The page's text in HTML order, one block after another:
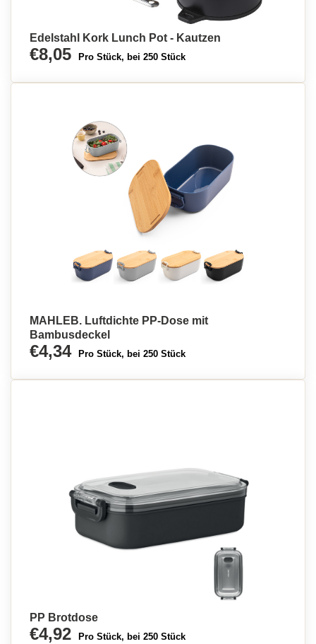
Edelstahl Kork Lunch Pot - Kautzen
€8,05 Pro Stück, bei 250 Stück
MAHLEB. Luftdichte PP-Dose mit
Bambusdeckel
€4,34 Pro Stück, bei 250 Stück
PP Brotdose
€4,92 Pro Stück, bei 250 Stück